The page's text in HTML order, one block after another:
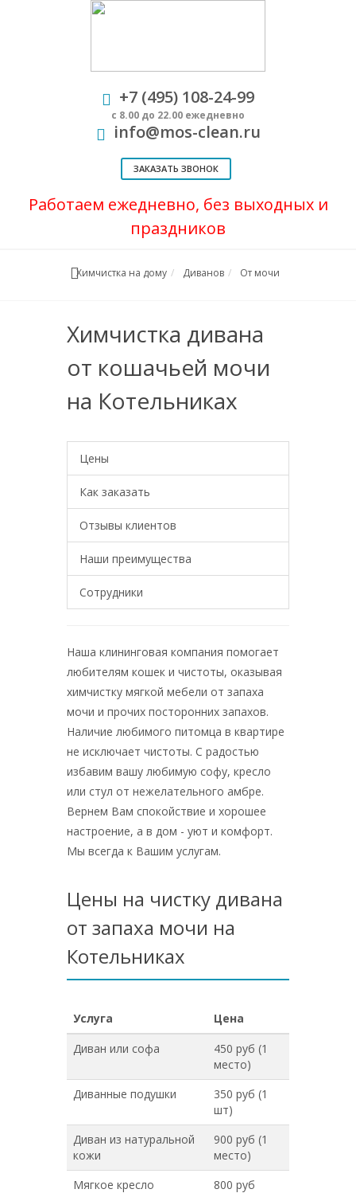
+7 (495) 108-24-99
с 8.00 до 22.00 ежедневно
info@mos-clean.ru
ЗАКАЗАТЬ ЗВОНОК
Работаем ежедневно, без выходных и
праздников
Химчистка на дому Диванов От мочи
Химчистка дивана
от кошачьей мочи
на Котельниках
Цены
Как заказать
Отзывы клиентов
Наши преимущества
Сотрудники
Наша клининговая компания помогает
любителям кошек и чистоты, оказывая
химчистку мягкой мебели от запаха
мочи и прочих посторонних запахов.
Наличие любимого питомца в квартире
не исключает чистоты. С радостью
избавим вашу любимую софу, кресло
или стул от нежелательного амбре.
Вернем Вам спокойствие и хорошее
настроение, а в дом - уют и комфорт.
Мы всегда к Вашим услугам.
Цены на чистку дивана
от запаха мочи на
Котельниках
Услуга
Цена
Диван или софа
450 руб (1
место)
Диванные подушки
350 руб (1
шт)
Диван из натуральной
кожи
900 руб (1
место)
Мягкое кресло
800 руб